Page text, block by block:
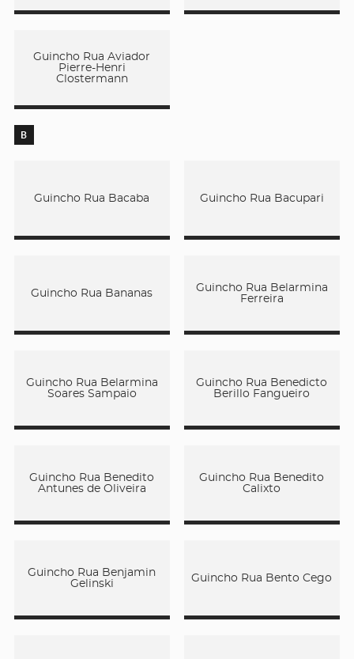
Guincho Rua Aviador
Pierre-Henri
Clostermann
B
Guincho Rua Bacaba Guincho Rua Bacupari
Guincho Rua Bananas
Guincho Rua Belarmina
Ferreira
Guincho Rua Belarmina
Soares Sampaio
Guincho Rua Benedicto
Berillo Fangueiro
Guincho Rua Benedito
Antunes de Oliveira
Guincho Rua Benedito
Calixto
Guincho Rua Benjamin
Gelinski
Guincho Rua Bento Cego